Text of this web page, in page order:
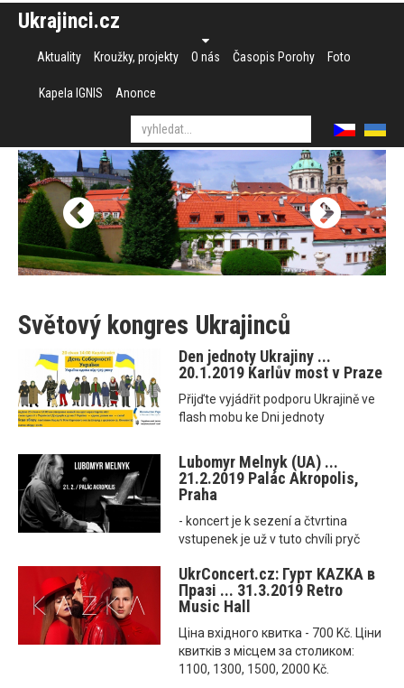
Ukrajinci.cz
Aktuality Kroužky, projekty O nás Časopis Porohy Foto
Kapela IGNIS Anonce
Světový kongres Ukrajinců
Den jednoty Ukrajiny ...
20.1.2019 Karlův most v Praze
Přijďte vyjádřit podporu Ukrajině ve
flash mobu ke Dni jednoty
Lubomyr Melnyk (UA) ...
21.2.2019 Palác Akropolis,
Praha
- koncert je k sezení a čtvrtina
vstupenek je už v tuto chvíli pryč
UkrConcert.cz: Гурт KAZKA в
Празі ... 31.3.2019 Retro
Music Hall
Ціна вхідного квитка - 700 Kč. Ціни
квитків з місцем за столиком:
1100, 1300, 1500, 2000 Kč.